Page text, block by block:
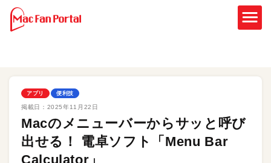
アプリ 便利技
掲載日： 2025年11月22日
Macのメニューバーからサッと呼び
出せる！ 電卓ソフト「Menu Bar
Calculator」